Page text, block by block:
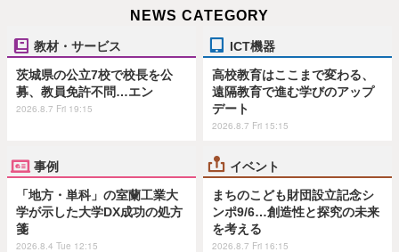
NEWS CATEGORY
教材・サービス
茨城県の公立7校で校長を公
募、教員免許不問…エン
2026.8.7 Fri 19:15
ICT機器
高校教育はここまで変わる、
遠隔教育で進む学びのアップ
デート
2026.8.7 Fri 15:15
事例
「地方・単科」の室蘭工業大
学が示した大学DX成功の処方
箋
2026.8.4 Tue 12:15
イベント
まちのこども財団設立記念シ
ンポ9/6…創造性と探究の未来
を考える
2026.8.7 Fri 16:15